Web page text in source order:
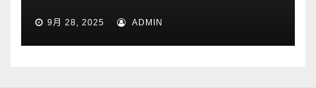
9月 28, 2025 ADMIN